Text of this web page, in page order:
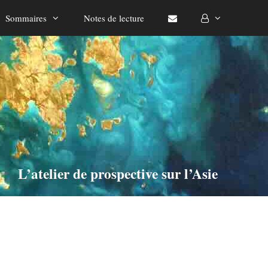
Sommaires Notes de lecture
L’atelier de prospective sur l’Asie